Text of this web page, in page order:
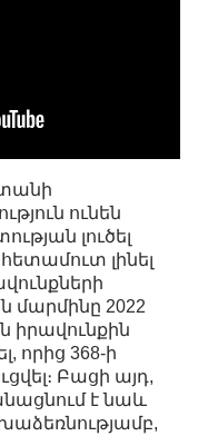
ունեն
լուծել
լինել
մարմինը 2022
որից 368-ի
Բացի այդ,
է նաև